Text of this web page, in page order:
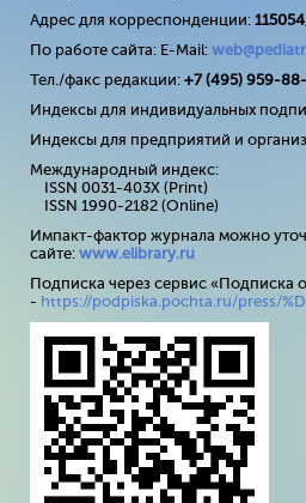
Адрес для корреспонденции:
По работе сайта: E-Mail:
Тел./факс редакции: +7 (495) 959-
Индексы для индивидуальных
Индексы для предприятий и
Международный индекс:
ISSN 0031-403X (Print)
ISSN 1990-2182 (Online)
Импакт-фактор журнала можно
сайте: www.elibrary.ru
Подписка через сервис «Подписка
- https://podpiska.pochta.ru/press/